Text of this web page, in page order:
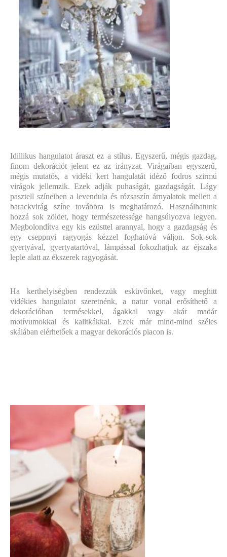
Idillikus hangulatot áraszt ez a stílus. Egyszerű, mégis gazdag,
finom dekorációt jelent ez az irányzat. Virágaiban egyszerű,
mégis mutatós, a vidéki kert hangulatát idéző fodros szirmú
virágok jellemzik. Ezek adják puhaságát, gazdagságát. Lágy
pasztell színeiben a levendula és rózsaszín árnyalatok mellett a
barackvirág színe továbbra is meghatározó. Használhatunk
hozzá sok zöldet, hogy természetessége hangsúlyozva legyen.
Megbolondítva egy kis ezüsttel arannyal, hogy a gazdagság és
egy cseppnyi ragyogás kézzel foghatóvá váljon. Sok-sok
gyertyával, gyertyatartóval, lámpással fokozhatjuk az éjszaka
leple alatt az ékszerek ragyogását.
Ha kerthelyiségben rendezzük esküvőnket, vagy meghitt
vidékies hangulatot szeretnénk, a natur vonal erősíthető a
dekorációban termésekkel, ágakkal vagy akár madár
motívumokkal és kalitkákkal. Ezek már mind-mind széles
skálában elérhetőek a magyar dekorációs piacon is.